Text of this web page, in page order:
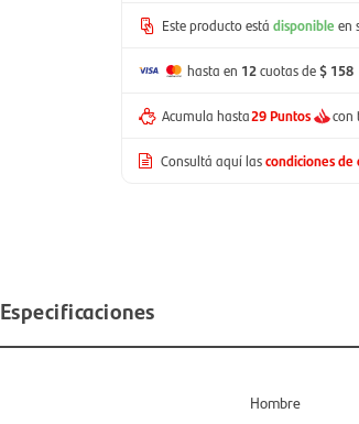
Este producto está disponible en
hasta en 12cuotas de$ 158
Acumula hasta29 Puntos con
Consultá aquí lascondiciones de
Especificaciones
Hombre